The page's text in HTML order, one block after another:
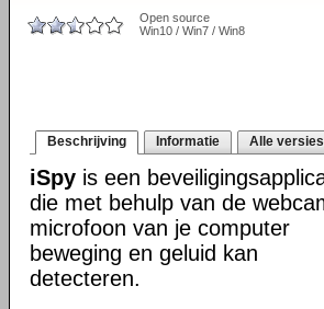
Open source
Win10 / Win7 / Win8
Beschrijving Informatie Alle versies
iSpy is een
die met behulp van de
microfoon van je computer
beweging en geluid kan
detecteren.